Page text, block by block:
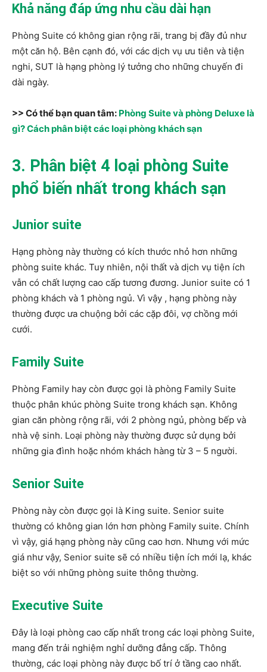
Khả năng đáp ứng nhu cầu dài hạn
Phòng Suite có không gian rộng rãi, trang bị đầy đủ như
một căn hộ. Bên cạnh đó, với các dịch vụ ưu tiên và tiện
nghi, SUT là hạng phòng lý tưởng cho những chuyến đi
dài ngày.
>> Có thể bạn quan tâm: Phòng Suite và phòng Deluxe là
gì? Cách phân biệt các loại phòng khách sạn
3. Phân biệt 4 loại phòng Suite
phổ biến nhất trong khách sạn
Junior suite
Hạng phòng này thường có kích thước nhỏ hơn những
phòng suite khác. Tuy nhiên, nội thất và dịch vụ tiện ích
vẫn có chất lượng cao cấp tương đương. Junior suite có 1
phòng khách và 1 phòng ngủ. Vì vậy , hạng phòng này
thường được ưa chuộng bởi các cặp đôi, vợ chồng mới
cưới.
Family Suite
Phòng Family hay còn được gọi là phòng Family Suite
thuộc phân khúc phòng Suite trong khách sạn. Không
gian căn phòng rộng rãi, với 2 phòng ngủ, phòng bếp và
nhà vệ sinh. Loại phòng này thường được sử dụng bởi
những gia đình hoặc nhóm khách hàng từ 3 – 5 người.
Senior Suite
Phòng này còn được gọi là King suite. Senior suite
thường có không gian lớn hơn phòng Family suite. Chính
vì vậy, giá hạng phòng này cũng cao hơn. Nhưng với mức
giá như vậy, Senior suite sẽ có nhiều tiện ích mới lạ, khác
biệt so với những phòng suite thông thường.
Executive Suite
Đây là loại phòng cao cấp nhất trong các loại phòng Suite,
mang đến trải nghiệm nghỉ dưỡng đẳng cấp. Thông
thường, các loại phòng này được bố trí ở tầng cao nhất.